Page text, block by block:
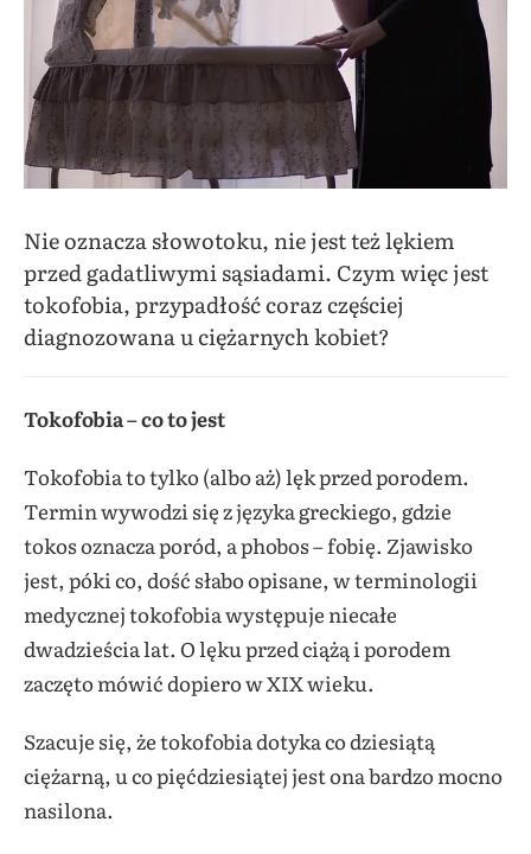
Nie oznacza słowotoku, nie jest też lękiem
przed gadatliwymi sąsiadami. Czym więc jest
tokofobia, przypadłość coraz częściej
diagnozowana u ciężarnych kobiet?
Tokofobia – co to jest
​Tokofobia to tylko (albo aż) lęk przed porodem.
Termin wywodzi się z języka greckiego, gdzie
tokos oznacza poród, a phobos – fobię. Zjawisko
jest, póki co, dość słabo opisane, w terminologii
medycznej tokofobia występuje niecałe
dwadzieścia lat. O lęku przed ciążą i porodem
zaczęto mówić dopiero w XIX wieku.
Szacuje się, że tokofobia dotyka co dziesiątą
ciężarną, u co pięćdziesiątej jest ona bardzo mocno
nasilona.